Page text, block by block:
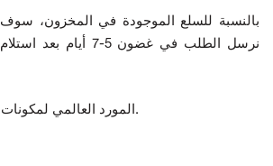
بالنسبة للسلع الموجودة في المخزون، سوف
نرسل الطلب في غضون 5-7 أيام بعد استلام
المورد العالمي لمكونات أتمتة ومراقبة الجودة.